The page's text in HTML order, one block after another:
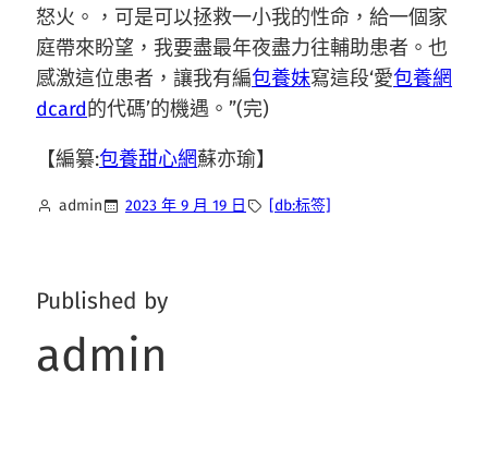
怒火。，可是可以拯救一小我的性命，給一個家
庭帶來盼望，我要盡最年夜盡力往輔助患者。也
感激這位患者，讓我有編包養妹寫這段‘愛包養網
dcard的代碼’的機遇。”(完)
【編纂:包養甜心網蘇亦瑜】
admin 2023 年 9 月 19 日 [db:标签]
Published by
admin